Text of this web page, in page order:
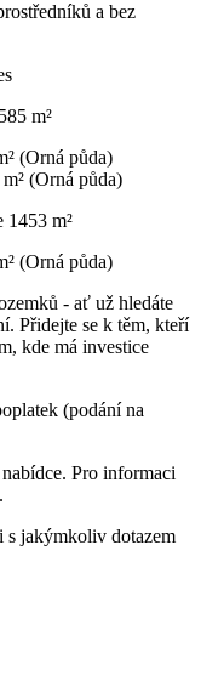
a bez
m²
(Orná půda)
(Orná půda)
1453 m²
(Orná půda)
- ať už hledáte
Přidejte se k těm, kteří
kde má investice
(podání na
Pro informaci
s jakýmkoliv dotazem